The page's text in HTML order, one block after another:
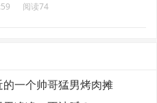
阅读74
一个帅哥猛男烤肉摊